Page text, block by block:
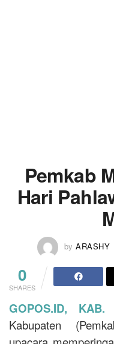
Pemkab
Hari
by ARASHY
0
SHARES
GOPOS.ID, KAB.
Kabupaten